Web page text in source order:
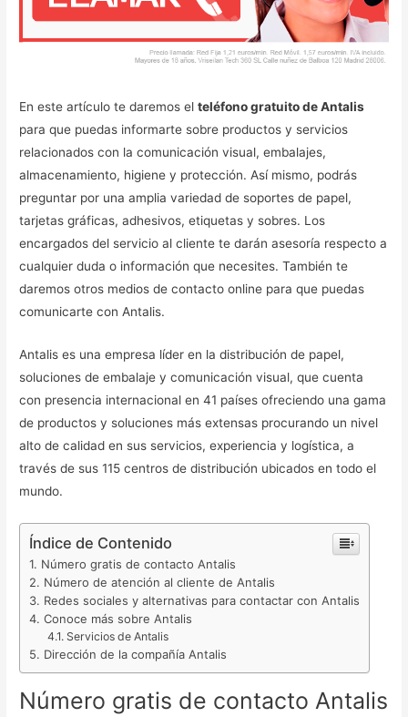
En este artículo te daremos elteléfono gratuito de Antalis
para que puedas informarte sobre productos y servicios
relacionados con la comunicación visual, embalajes,
almacenamiento, higiene y protección. Así mismo, podrás
preguntar por una amplia variedad de soportes de papel,
tarjetas gráficas, adhesivos, etiquetas y sobres. Los
encargados del servicio al cliente te darán asesoría respecto a
cualquier duda o información que necesites. También te
daremos otros medios de contacto online para que puedas
comunicarte con Antalis.
Antalis es una empresa líder en la distribución de papel,
soluciones de embalaje y comunicación visual, que cuenta
con presencia internacional en 41 países ofreciendo una gama
de productos y soluciones más extensas procurando un nivel
alto de calidad en sus servicios, experiencia y logística, a
través de sus 115 centros de distribución ubicados en todo el
mundo.
Índice de Contenido
Número gratis de contacto Antalis
Número de atención al cliente de Antalis
Redes sociales y alternativas para contactar con Antalis
Conoce más sobre Antalis
Servicios de Antalis
Dirección de la compañía Antalis
Número gratis de contacto Antalis